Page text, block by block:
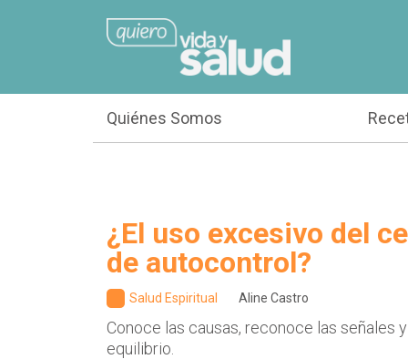
Quiénes Somos
¿El uso excesivo del
de autocontrol?
Salud Espiritual Aline Castro
Conoce las causas, reconoce las señales
equilibrio.